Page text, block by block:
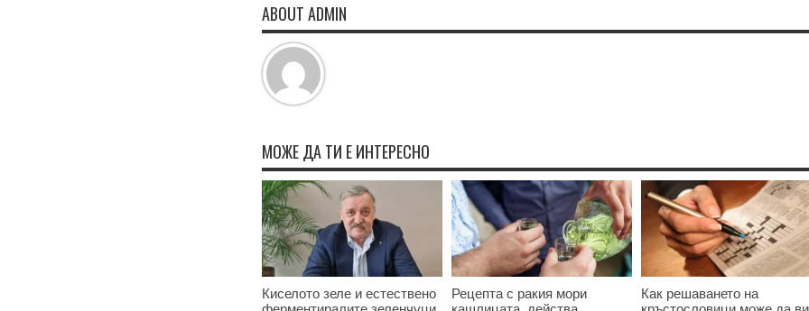
ABOUT ADMIN
МОЖЕ ДА ТИ Е ИНТЕРЕСНО
Киселото зеле и естествено
Рецепта с ракия мори
Как решаването на